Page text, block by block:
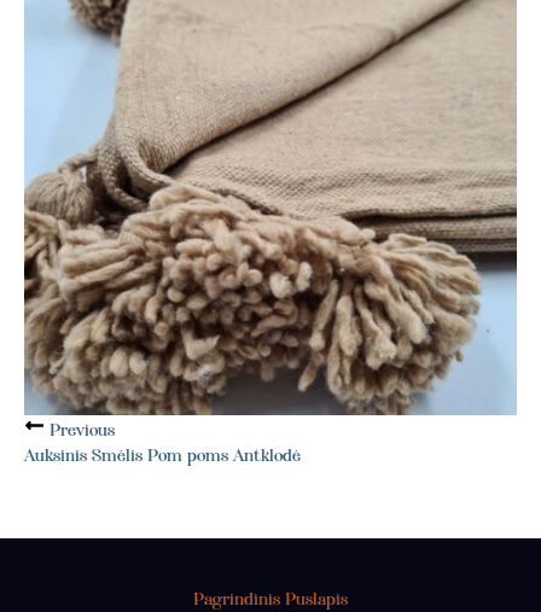
Previous
Auksinis Smėlis Pom poms Antklodė
Pagrindinis Puslapis